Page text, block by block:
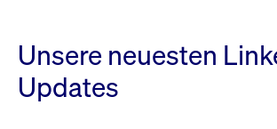
Unsere neuesten
Updates